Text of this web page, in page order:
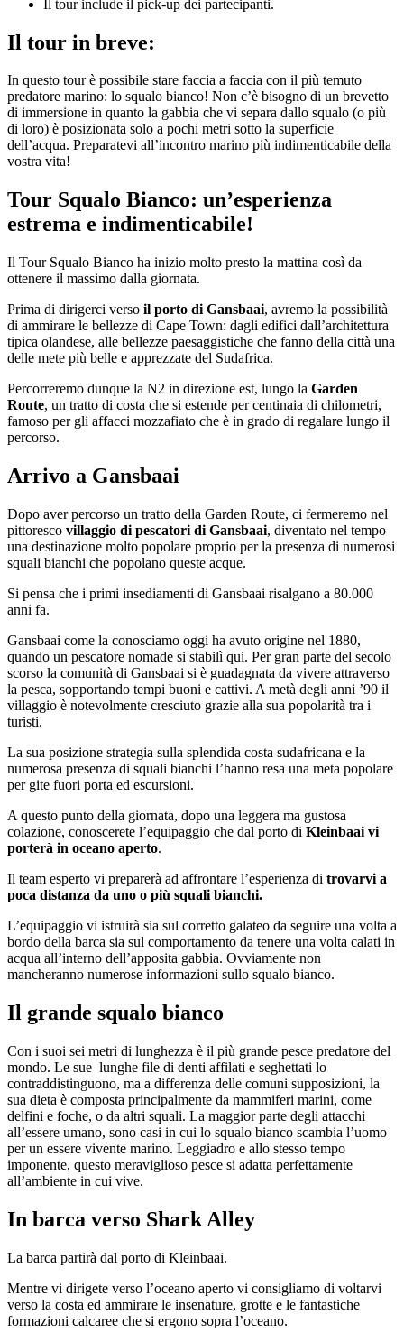
Il tour include il pick-up dei partecipanti.
Il tour in breve:
In questo tour è possibile stare faccia a faccia con il più temuto
predatore marino: lo squalo bianco! Non c’è bisogno di un brevetto
di immersione in quanto la gabbia che vi separa dallo squalo (o più
di loro) è posizionata solo a pochi metri sotto la superficie
dell’acqua. Preparatevi all’incontro marino più indimenticabile della
vostra vita!
Tour Squalo Bianco: un’esperienza
estrema e indimenticabile!
Il Tour Squalo Bianco ha inizio molto presto la mattina così da
ottenere il massimo dalla giornata.
Prima di dirigerci verso il porto di Gansbaai, avremo la possibilità
di ammirare le bellezze di Cape Town: dagli edifici dall’architettura
tipica olandese, alle bellezze paesaggistiche che fanno della città una
delle mete più belle e apprezzate del Sudafrica.
Percorreremo dunque la N2 in direzione est, lungo la Garden
Route, un tratto di costa che si estende per centinaia di chilometri,
famoso per gli affacci mozzafiato che è in grado di regalare lungo il
percorso.
Arrivo a Gansbaai
Dopo aver percorso un tratto della Garden Route, ci fermeremo nel
pittoresco villaggio di pescatori di Gansbaai, diventato nel tempo
una destinazione molto popolare proprio per la presenza di numerosi
squali bianchi che popolano queste acque.
Si pensa che i primi insediamenti di Gansbaai risalgano a 80.000
anni fa.
Gansbaai come la conosciamo oggi ha avuto origine nel 1880,
quando un pescatore nomade si stabilì qui. Per gran parte del secolo
scorso la comunità di Gansbaai si è guadagnata da vivere attraverso
la pesca, sopportando tempi buoni e cattivi. A metà degli anni ’90 il
villaggio è notevolmente cresciuto grazie alla sua popolarità tra i
turisti.
La sua posizione strategia sulla splendida costa sudafricana e la
numerosa presenza di squali bianchi l’hanno resa una meta popolare
per gite fuori porta ed escursioni.
A questo punto della giornata, dopo una leggera ma gustosa
colazione, conoscerete l’equipaggio che dal porto di Kleinbaai vi
porterà in oceano aperto.
Il team esperto vi preparerà ad affrontare l’esperienza di trovarvi a
poca distanza da uno o più squali bianchi.
L’equipaggio vi istruirà sia sul corretto galateo da seguire una volta a
bordo della barca sia sul comportamento da tenere una volta calati in
acqua all’interno dell’apposita gabbia. Ovviamente non
mancheranno numerose informazioni sullo squalo bianco.
Il grande squalo bianco
Con i suoi sei metri di lunghezza è il più grande pesce predatore del
mondo. Le sue lunghe file di denti affilati e seghettati lo
contraddistinguono, ma a differenza delle comuni supposizioni, la
sua dieta è composta principalmente da mammiferi marini, come
delfini e foche, o da altri squali. La maggior parte degli attacchi
all’essere umano, sono casi in cui lo squalo bianco scambia l’uomo
per un essere vivente marino. Leggiadro e allo stesso tempo
imponente, questo meraviglioso pesce si adatta perfettamente
all’ambiente in cui vive.
In barca verso Shark Alley
La barca partirà dal porto di Kleinbaai.
Mentre vi dirigete verso l’oceano aperto vi consigliamo di voltarvi
verso la costa ed ammirare le insenature, grotte e le fantastiche
formazioni calcaree che si ergono sopra l’oceano.